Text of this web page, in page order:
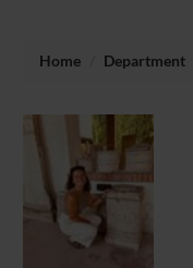
Home Department